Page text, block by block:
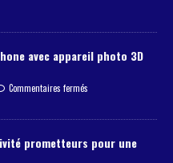
avec appareil photo 3D
Commentaires fermés
prometteurs pour une